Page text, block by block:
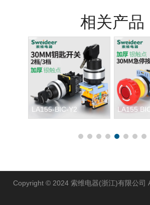
相关产品
LA155 BIC-11ZS LA155-
Copyright © 2024 索维电器(浙江)有限公司